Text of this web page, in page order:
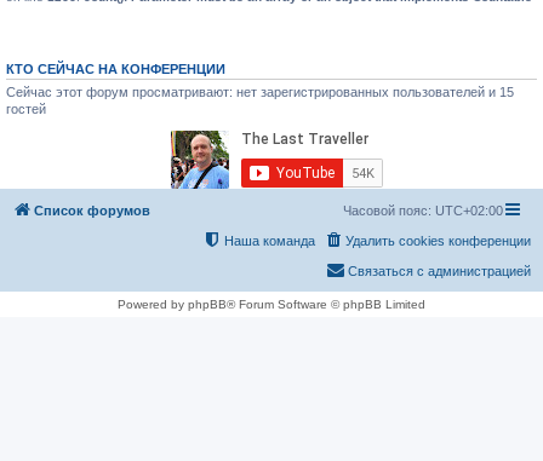
КТО СЕЙЧАС НА КОНФЕРЕНЦИИ
Сейчас этот форум просматривают: нет зарегистрированных пользователей и 15
гостей
Список форумов Часовой пояс: UTC+02:00
Удалить cookies конференции
Наша команда
Связаться с администрацией
Powered by phpBB® Forum Software © phpBB Limited